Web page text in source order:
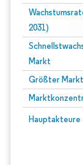
2031)
Markt
Größter Markt
Hauptakteure
Bild © Mordor